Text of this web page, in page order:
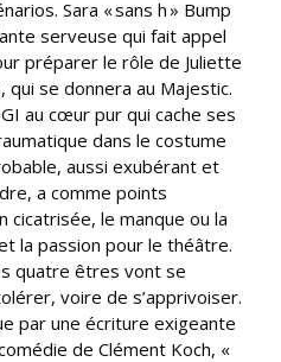
Sara « sans h » Bump
serveuse qui fait appel
préparer le rôle de Juliette
qui se donnera au Majestic.
au cœur pur qui cache ses
dans le costume
aussi exubérant et
a comme points
cicatrisée, le manque ou la
la passion pour le théâtre.
quatre êtres vont se
voire de s’apprivoiser.
par une écriture exigeante
de Clément Koch, «